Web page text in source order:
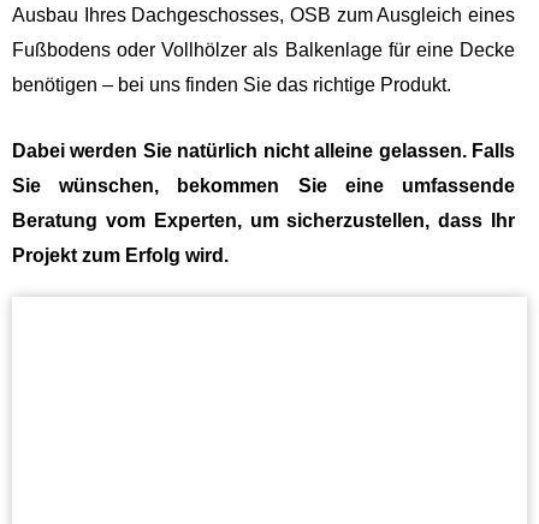
Ausbau Ihres Dachgeschosses, OSB zum Ausgleich eines
Fußbodens oder Vollhölzer als Balkenlage für eine Decke
benötigen – bei uns finden Sie das richtige Produkt.
Dabei werden Sie natürlich nicht alleine gelassen. Falls
Sie wünschen, bekommen Sie eine umfassende
Beratung vom Experten, um sicherzustellen, dass Ihr
Projekt zum Erfolg wird.